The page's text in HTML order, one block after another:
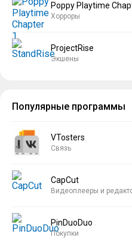
Poppy Playtime
Хорроры
ProjectRise
Экшены
Популярные программы
VTosters
Связь
CapCut
Видеоплееры и
PinDuoDuo
Покупки